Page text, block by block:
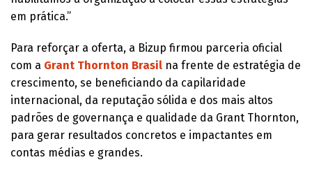
em prática.”
Para reforçar a oferta, a Bizup firmou parceria oficial
com a Grant Thornton Brasil na frente de estratégia de
crescimento, se beneficiando da capilaridade
internacional, da reputação sólida e dos mais altos
padrões de governança e qualidade da Grant Thornton,
para gerar resultados concretos e impactantes em
contas médias e grandes.